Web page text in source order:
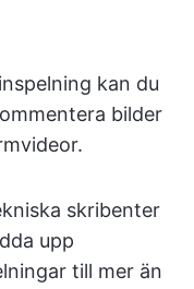
kan du
bilder
skribenter
upp
till mer än